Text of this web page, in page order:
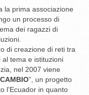
la prima associazione
un processo di
dei ragazzi di
di creazione di reti tra
al tema e istituzioni
nel 2007 viene
”, un progetto
l’Ecuador in quanto